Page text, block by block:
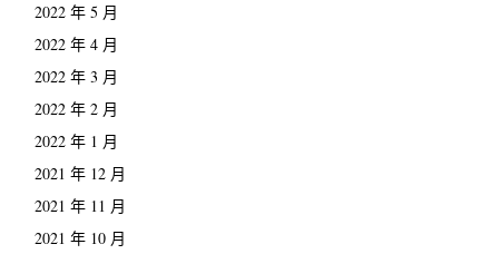
2022 年 5 月
2022 年 4 月
2022 年 3 月
2022 年 2 月
2022 年 1 月
2021 年 12 月
2021 年 11 月
2021 年 10 月